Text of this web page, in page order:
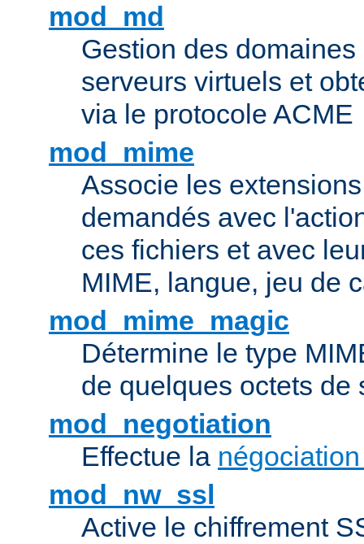
mod_md
Gestion des
serveurs virtuels et
via le protocole ACME
mod_mime
Associe les
demandés avec
ces fichiers et avec
MIME, langue, jeu de
mod_mime_magic
Détermine le type
de quelques octets de
mod_negotiation
Effectue la
mod_nw_ssl
Active le chiffrement